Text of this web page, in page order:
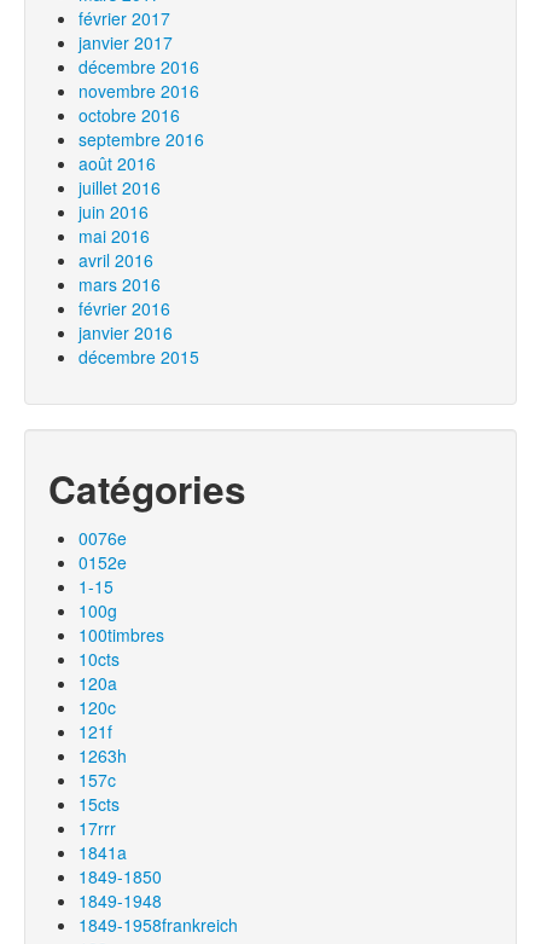
février 2017
janvier 2017
décembre 2016
novembre 2016
octobre 2016
septembre 2016
août 2016
juillet 2016
juin 2016
mai 2016
avril 2016
mars 2016
février 2016
janvier 2016
décembre 2015
Catégories
0076e
0152e
1-15
100g
100timbres
10cts
120a
120c
121f
1263h
157c
15cts
17rrr
1841a
1849-1850
1849-1948
1849-1958frankreich